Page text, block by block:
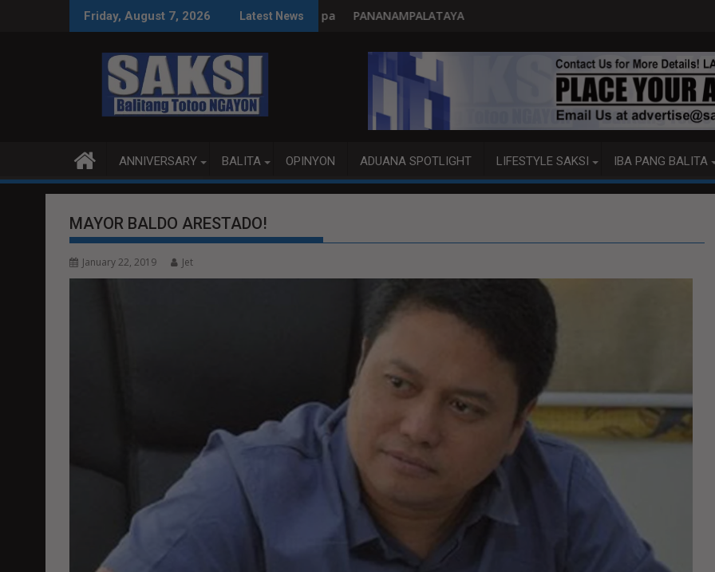
Friday, August 7, 2026 Latest News
tamang paggastos susi sa pag-unladPANANAMPALATAYA
ANNIVERSARY BALITA OPINYON ADUANA SPOTLIGHT LIFESTYLE SAKSI IBA PANG BALITA
MAYOR BALDO ARESTADO!
January 22, 2019 Jet